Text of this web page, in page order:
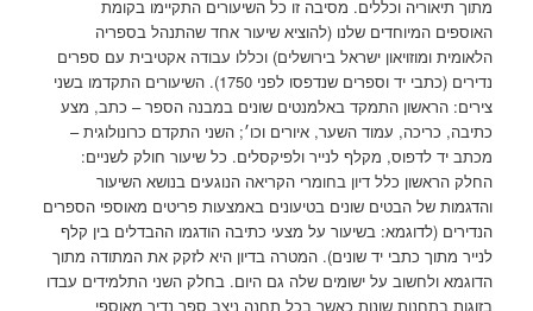
מתוך תיאוריה וכללים. מסיבה זו כל השיעורים התקיימו בקומת
האוספים המיוחדים שלנו (להוציא שיעור אחד שהתנהל בספריה
הלאומית ומוזויאון ישראל בירושלים) וכללו עבודה אקטיבית עם ספרים
נדירים (כתבי יד וספרים שנדפסו לפני 1750). השיעורים התקדמו בשני
צירים: הראשון התמקד באלמנטים שונים במבנה הספר – כתב, מצע
כתיבה, כריכה, עמוד השער, איורים וכו׳; השני התקדם כרונולוגית –
מכתב יד לדפוס, מקלף לנייר ולפיקסלים. כל שיעור חולק לשניים:
החלק הראשון כלל דיון בחומרי הקריאה הנוגעים בנושא השיעור
והדגמות של הבטים שונים בטיעונים באמצעות פריטים מאוספי הספרים
הנדירים (לדוגמא: בשיעור על מצעי כתיבה הודגמו ההבדלים בין קלף
לנייר מתוך כתבי יד שונים). המטרה בדיון היא לזקק את המתודה מתוך
הדוגמא ולחשוב על ישומים שלה גם היום. בחלק השני התלמידים עבדו
בזוגות בתחנות שונות כאשר בכל תחנה ניצב ספר נדיר מאוספי